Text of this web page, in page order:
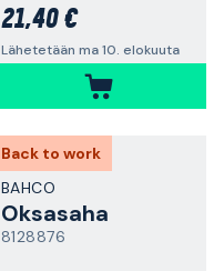
21,40 €
Lähetetään ma 10. elokuuta
Back to work
BAHCO
Oksasaha
8128876